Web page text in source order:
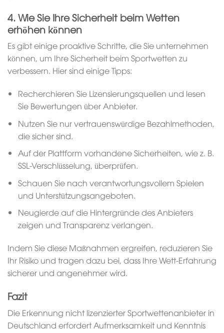
4. Wie Sie Ihre Sicherheit beim Wetten
erhöhen können
Es gibt einige proaktive Schritte, die Sie unternehmen
können, um Ihre Sicherheit beim Sportwetten zu
verbessern. Hier sind einige Tipps:
Recherchieren Sie Lizensierungsquellen und lesen
Sie Bewertungen über Anbieter.
Nutzen Sie nur vertrauenswürdige Bezahlmethoden,
die sicher sind.
Auf der Plattform vorhandene Sicherheiten, wie z. B.
SSL-Verschlüsselung, überprüfen.
Schauen Sie nach verantwortungsvollem Spielen
und Unterstützungsangeboten.
Neugierde auf die Hintergründe des Anbieters
zeigen und Transparenz verlangen.
Indem Sie diese Maßnahmen ergreifen, reduzieren Sie
Ihr Risiko und tragen dazu bei, dass Ihre Wett-Erfahrung
sicherer und angenehmer wird.
Fazit
Die Erkennung nicht lizenzierter Sportwettenanbieter in
Deutschland erfordert Aufmerksamkeit und Kenntnis